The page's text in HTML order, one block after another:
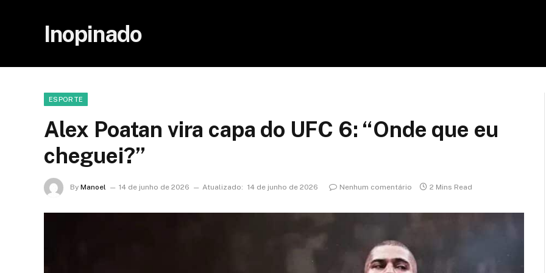
Inopinado
ESPORTE
Alex Poatan vira capa do UFC 6: “Onde que eu
cheguei?”
By Manoel 14 de junho de 2026 Atualizado: 14 de junho de 2026 Nenhum comentário 2 Mins Read